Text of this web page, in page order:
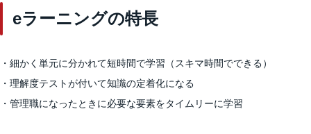
eラーニングの特長
・細かく単元に分かれて短時間で学習（スキマ時間でできる）
・理解度テストが付いて知識の定着化になる
・管理職になったときに必要な要素をタイムリーに学習